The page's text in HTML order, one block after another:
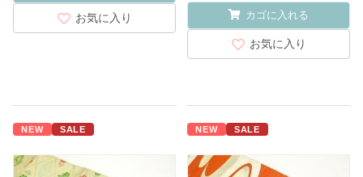
お気に入り カゴに入れる
お気に入り
NEW SALE NEW SALE